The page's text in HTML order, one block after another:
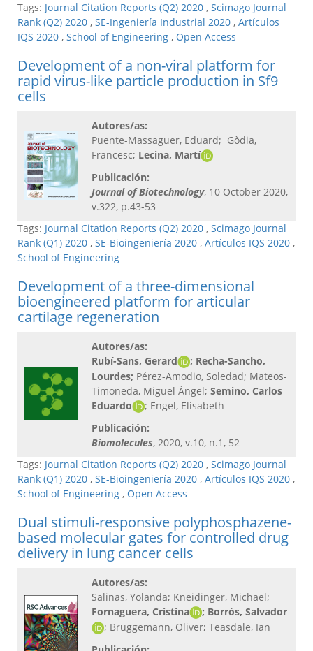
Tags: Journal Citation Reports (Q2) 2020 , Scimago Journal
Rank (Q2) 2020 , SE-Ingeniería Industrial 2020 , Artículos
IQS 2020 , School of Engineering , Open Access
Development of a non-viral platform for
rapid virus-like particle production in Sf9
cells
Autores/as:
Puente-Massaguer, Eduard; Gòdia,
Francesc; Lecina, Martí
Publicación:
Journal of Biotechnology, 10 October 2020,
v.322, p.43-53
Tags: Journal Citation Reports (Q2) 2020 , Scimago Journal
Rank (Q1) 2020 , SE-Bioingeniería 2020 , Artículos IQS 2020 ,
School of Engineering
Development of a three-dimensional
bioengineered platform for articular
cartilage regeneration
Autores/as:
Rubí-Sans, Gerard
; Recha-Sancho,
Lourdes; Pérez-Amodio, Soledad; Mateos-
Timoneda, Miguel Ángel; Semino, Carlos
Eduardo
; Engel, Elisabeth
Publicación:
Biomolecules, 2020, v.10, n.1, 52
Tags: Journal Citation Reports (Q2) 2020 , Scimago Journal
Rank (Q1) 2020 , SE-Bioingeniería 2020 , Artículos IQS 2020 ,
School of Engineering , Open Access
Dual stimuli-responsive polyphosphazene-
based molecular gates for controlled drug
delivery in lung cancer cells
Autores/as:
Salinas, Yolanda; Kneidinger, Michael;
Fornaguera, Cristina
; Borrós, Salvador
; Bruggemann, Oliver; Teasdale, Ian